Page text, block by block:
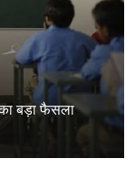
बड़ा फैसला